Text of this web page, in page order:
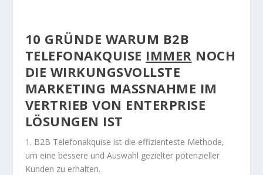
10 GRÜNDE WARUM B2B
TELEFONAKQUISE IMMER NOCH
DIE WIRKUNGSVOLLSTE
MARKETING MASSNAHME IM V
ERTRIEB VON ENTERPRISE L
ÖSUNGEN IST
1. B2B Telefonakquise ist die effizienteste Methode,
um eine bessere und Auswahl gezielter potenzieller
Kunden zu erhalten.